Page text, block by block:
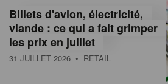
s
s
u
Billets d'avion, électricité,
viande : ce qui a fait grimper
les prix en juillet
31 JUILLET 2026 • RETAIL